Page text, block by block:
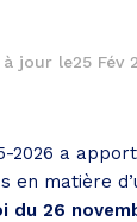
à jour le25 Fév
2026 a
en matière
du 26